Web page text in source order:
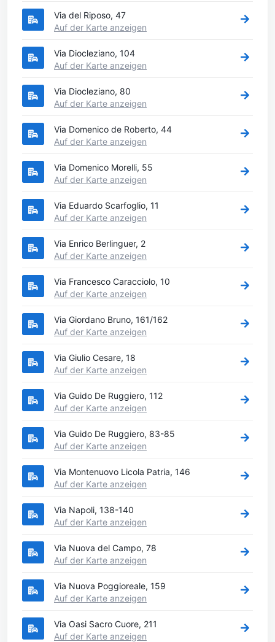
Via del Riposo, 47
Auf der Karte anzeigen
Via Diocleziano, 104
Auf der Karte anzeigen
Via Diocleziano, 80
Auf der Karte anzeigen
Via Domenico de Roberto, 44
Auf der Karte anzeigen
Via Domenico Morelli, 55
Auf der Karte anzeigen
Via Eduardo Scarfoglio, 11
Auf der Karte anzeigen
Via Enrico Berlinguer, 2
Auf der Karte anzeigen
Via Francesco Caracciolo, 10
Auf der Karte anzeigen
Via Giordano Bruno, 161/162
Auf der Karte anzeigen
Via Giulio Cesare, 18
Auf der Karte anzeigen
Via Guido De Ruggiero, 112
Auf der Karte anzeigen
Via Guido De Ruggiero, 83-85
Auf der Karte anzeigen
Via Montenuovo Licola Patria, 146
Auf der Karte anzeigen
Via Napoli, 138-140
Auf der Karte anzeigen
Via Nuova del Campo, 78
Auf der Karte anzeigen
Via Nuova Poggioreale, 159
Auf der Karte anzeigen
Via Oasi Sacro Cuore, 211
Auf der Karte anzeigen